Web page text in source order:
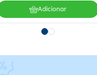
com água em abundância;
Não utilizar em caso de
componente da fórmula.
Adicionar